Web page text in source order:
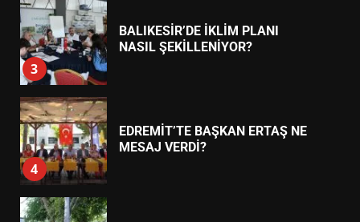
3
BALIKESİR’DE İKLİM PLANI
NASIL ŞEKİLLENİYOR?
4
EDREMİT’TE BAŞKAN ERTAŞ NE
MESAJ VERDİ?